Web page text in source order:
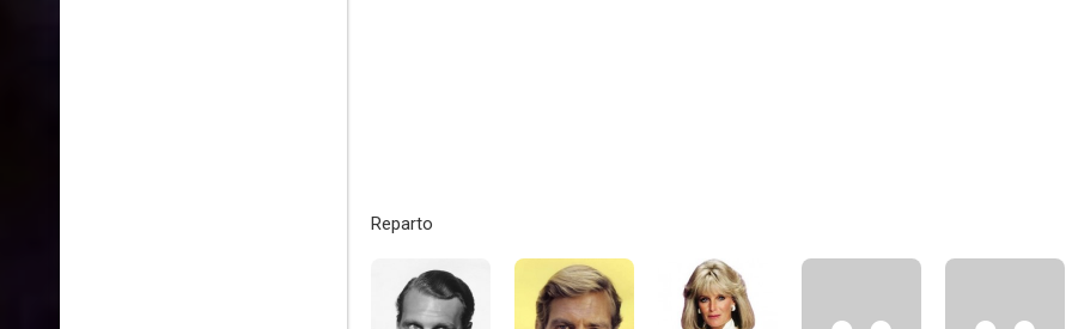
Reparto